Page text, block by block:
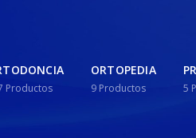
Productos
ORTOPEDIA
9 Productos 5